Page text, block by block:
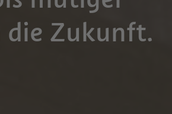
die Zukunft.